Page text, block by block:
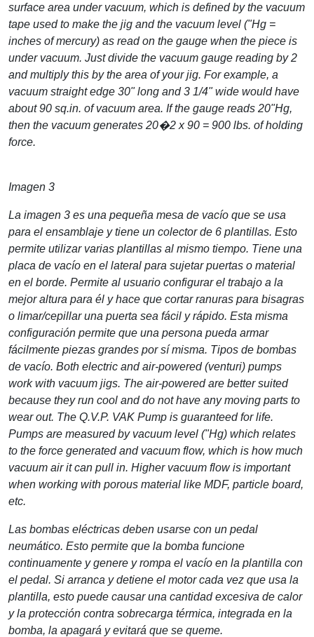
surface area under vacuum, which is defined by the vacuum
tape used to make the jig and the vacuum level ("Hg =
inches of mercury) as read on the gauge when the piece is
under vacuum. Just divide the vacuum gauge reading by 2
and multiply this by the area of your jig. For example, a
vacuum straight edge 30" long and 3 1/4" wide would have
about 90 sq.in. of vacuum area. If the gauge reads 20"Hg,
then the vacuum generates 20�2 x 90 = 900 lbs. of holding
force.
Imagen 3
La imagen 3 es una pequeña mesa de vacío que se usa
para el ensamblaje y tiene un colector de 6 plantillas. Esto
permite utilizar varias plantillas al mismo tiempo. Tiene una
placa de vacío en el lateral para sujetar puertas o material
en el borde. Permite al usuario configurar el trabajo a la
mejor altura para él y hace que cortar ranuras para bisagras
o limar/cepillar una puerta sea fácil y rápido. Esta misma
configuración permite que una persona pueda armar
fácilmente piezas grandes por sí misma. Tipos de bombas
de vacío. Both electric and air-powered (venturi) pumps
work with vacuum jigs. The air-powered are better suited
because they run cool and do not have any moving parts to
wear out. The Q.V.P. VAK Pump is guaranteed for life.
Pumps are measured by vacuum level ("Hg) which relates
to the force generated and vacuum flow, which is how much
vacuum air it can pull in. Higher vacuum flow is important
when working with porous material like MDF, particle board,
etc.
Las bombas eléctricas deben usarse con un pedal
neumático. Esto permite que la bomba funcione
continuamente y genere y rompa el vacío en la plantilla con
el pedal. Si arranca y detiene el motor cada vez que usa la
plantilla, esto puede causar una cantidad excesiva de calor
y la protección contra sobrecarga térmica, integrada en la
bomba, la apagará y evitará que se queme.